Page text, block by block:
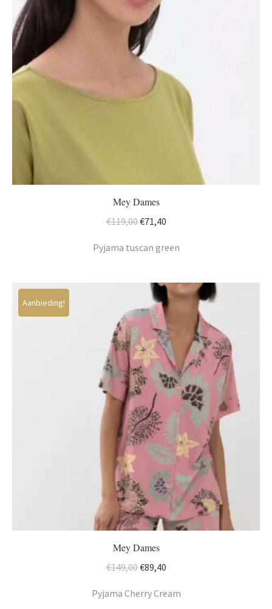
Mey Dames
€119,00Oorspronkelijke
was:
€71,40Huidige
is:
Pyjama tuscan green
Aanbieding!
Mey Dames
€149,00Oorspronkelijke
was:
€89,40Huidige
is:
Pyjama Cherry Cream